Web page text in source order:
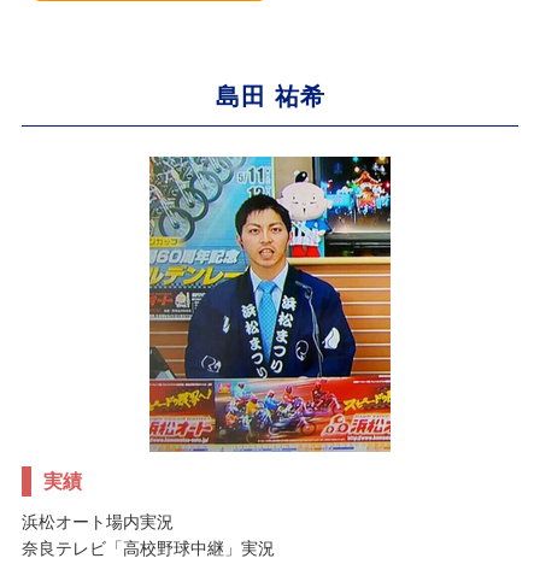
島田 祐希
実績
浜松オート場内実況
奈良テレビ「高校野球中継」実況